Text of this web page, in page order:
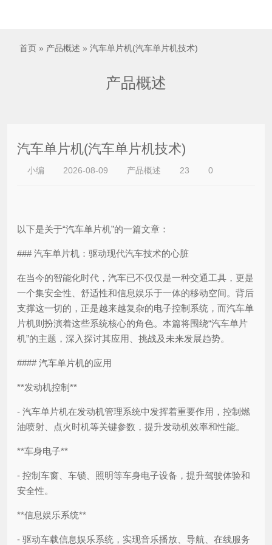
首页 » 产品概述 » 汽车单片机(汽车单片机技术)
产品概述
汽车单片机(汽车单片机技术)
小编 2026-08-09 产品概述 23 0
以下是关于“汽车单片机”的一篇文章：
### 汽车单片机：驱动现代汽车技术的心脏
在当今的智能化时代，汽车已不仅仅是一种交通工具，更是
一个集安全性、舒适性和信息娱乐于一体的移动空间。背后
支撑这一切的，正是越来越复杂的电子控制系统，而汽车单
片机则扮演着这些系统核心的角色。本篇将围绕“汽车单片
机”的主题，深入探讨其应用、挑战及未来发展趋势。
#### 汽车单片机的应用
**发动机控制**
- 汽车单片机在发动机管理系统中发挥着重要作用，控制燃
油喷射、点火时机等关键参数，提升发动机效率和性能。
**车身电子**
- 控制车窗、车锁、照明等车身电子设备，提升驾驶体验和
安全性。
**信息娱乐系统**
- 驱动车载信息娱乐系统，实现音乐播放、导航、在线服务